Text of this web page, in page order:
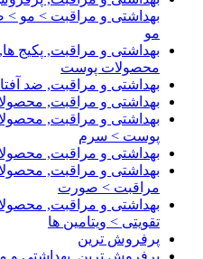
بهداشتی و مراقبت > مو
مو
بهداشتی و مراقبت, پکیج
محصولات پوست
بهداشتی و مراقبت, ضد
بهداشتی و مراقبت,
بهداشتی و مراقبت,
پوست > سرم
بهداشتی و مراقبت,
بهداشتی و مراقبت,
مراقبت > صورت
بهداشتی و مراقبت,
تقویتی > ویتامین ها
پرفروش ترین